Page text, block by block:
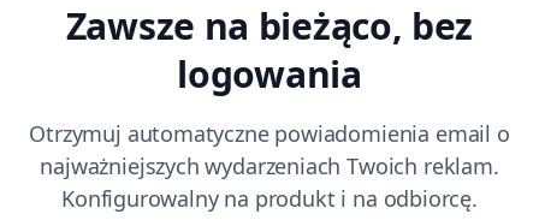
Zawsze na bieżąco, bez
logowania
Otrzymuj automatyczne powiadomienia email o
najważniejszych wydarzeniach Twoich reklam.
Konfigurowalny na produkt i na odbiorcę.